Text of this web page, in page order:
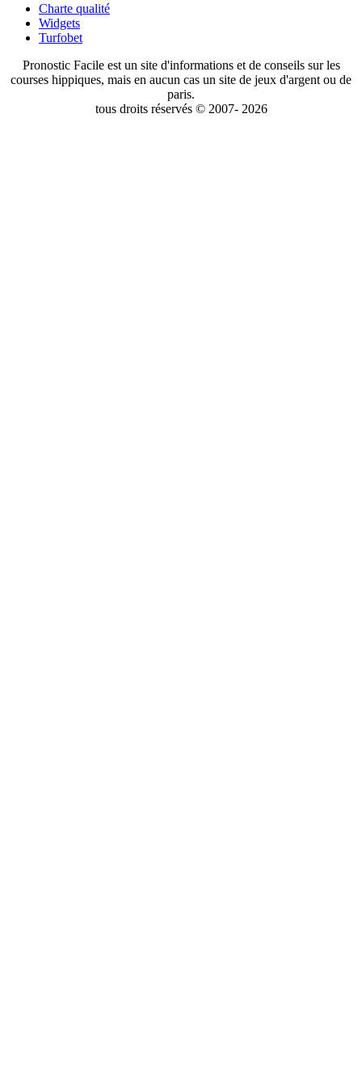
Charte qualité
Widgets
Turfobet
Pronostic Facile est un site d'informations et de conseils sur les
courses hippiques, mais en aucun cas un site de jeux d'argent ou de
paris.
tous droits réservés © 2007- 2026